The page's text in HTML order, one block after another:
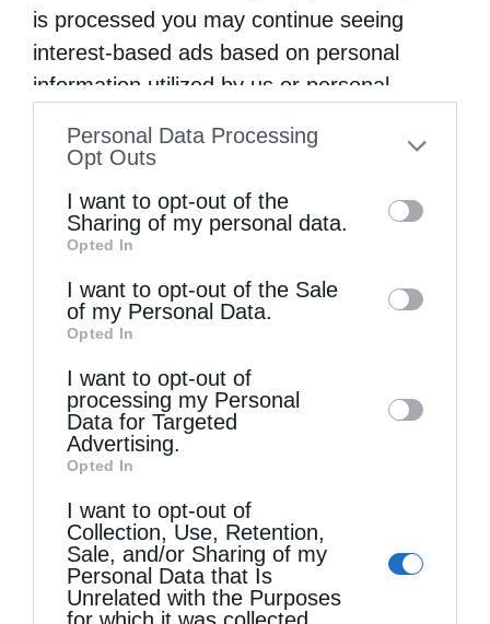
is processed you may continue seeing
interest-based ads based on personal
information utilized by us or personal
to your opt-out. You may separately opt-out
information by third parties on the IAB’s list
of downstream participants. This
information may also be disclosed by us to
third parties on theIAB’s List of
Downstream Participants
disclose it to other third parties.
Personal Data Processing
Opt Outs
I want to opt-out of the
Sharing of my personal data.
Opted In
I want to opt-out of the Sale
of my Personal Data.
Opted In
I want to opt-out of
processing my Personal
Data for Targeted
Advertising.
Opted In
I want to opt-out of
Collection, Use, Retention,
Sale, and/or Sharing of my
Personal Data that Is
Unrelated with the Purposes
for which it was collected.
Τελευταία άρθρα
Η LEROY MERLIN στηρίζει τον Ελληνικό Ερυθρό
Σταυρό με δωρεά επιχειρησιακού εξοπλισμού για
την αντιμετώπιση των καταστροφικών
Η “Κιβωτός της Ορθοδοξίας” σε όλα τα περίπτερα